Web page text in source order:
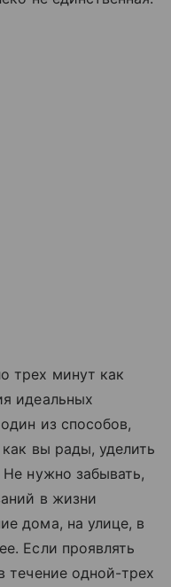
трех минут как
идеальных
из способов,
вы рады, уделить
нужно забывать,
в жизни
дома, на улице, в
Если проявлять
течение одной-трех